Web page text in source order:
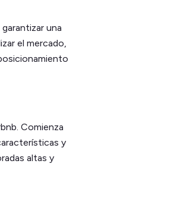
una
el mercado,
Comienza
y
altas y